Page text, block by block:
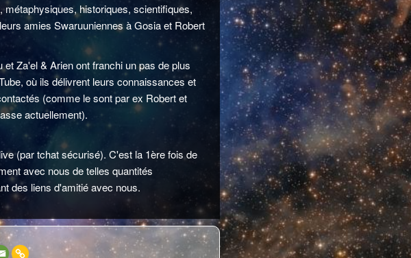
historiques, scientifiques,
amies Swaruuniennes à Gosia et Robert
Za'el & Arien ont franchi un pas de plus
où ils délivrent leurs connaissances et
(comme le sont par ex Robert et
actuellement).
(par tchat sécurisé). C'est la 1ère fois de
avec nous de telles quantités
des liens d'amitié avec nous.